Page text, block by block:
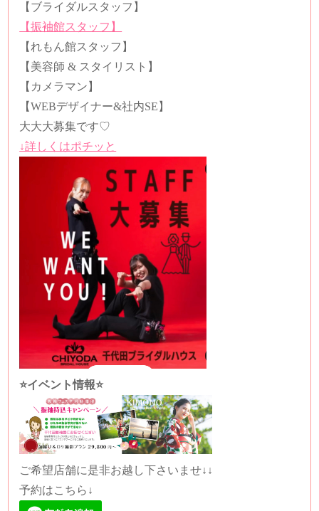
【ブライダルスタッフ】
【振袖館スタッフ】
【れもん館スタッフ】
【美容師 & スタイリスト】
【カメラマン】
【WEBデザイナー&社内SE 】
大大大募集です♡
↓詳しくはポチッと
⭐️イベント情報⭐️
ご希望店舗に是非お越し下さいませ↓↓
予約はこちら↓